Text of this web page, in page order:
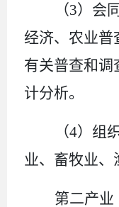
（3）会
经济、农业普
有关普查和调
计分析。
（4）组
业、畜牧业、
第二产业